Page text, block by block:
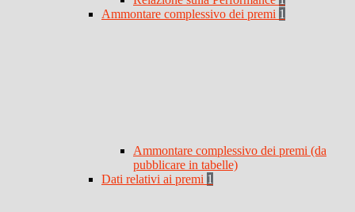
Ammontare complessivo dei premi 1
Ammontare complessivo dei premi (da
pubblicare in tabelle)
Dati relativi ai premi 1